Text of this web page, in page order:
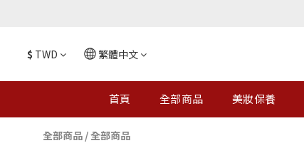
$ TWD 繁體中文
首頁 全部商品 美妝保養
全部商品 /全部商品